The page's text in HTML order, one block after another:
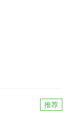
推荐